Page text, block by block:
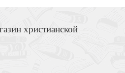
христианской